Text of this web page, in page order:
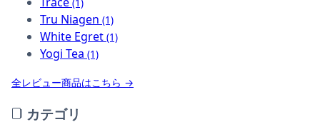
(1)
Tru Niagen (1)
White Egret (1)
Yogi Tea (1)
全レビュー商品はこちら →
カテゴリ